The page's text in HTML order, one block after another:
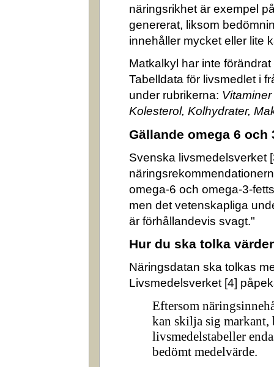
näringsrikhet är exempel
genererat, liksom
innehåller mycket eller lite
Matkalkyl har inte
Tabelldata för livsmedlet i
under rubrikerna:
Kolesterol, Kolhydrater,
Gällande omega 6 och
Svenska livsmedelsverket
omega-6 och omega-3-
men det vetenskapliga
är förhållandevis svagt."
Hur du ska tolka
Näringsdatan ska tolkas
Livsmedelsverket [4]
Eftersom
kan skilja sig markant,
livsmedelstabeller
bedömt medelvärde.